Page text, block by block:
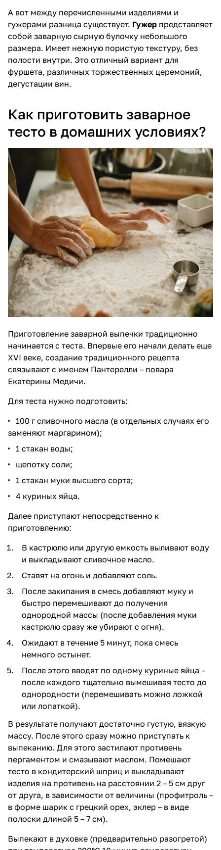
А вот между перечисленными изделиями и
гужерами разница существует. Гужер представляет
собой заварную сырную булочку небольшого
размера. Имеет нежную пористую текстуру, без
полости внутри. Это отличный вариант для
фуршета, различных торжественных церемоний,
дегустации вин.
Как приготовить заварное
тесто в домашних условиях?
Приготовление заварной выпечки традиционно
начинается с теста. Впервые его начали делать еще
XVI веке, создание традиционного рецепта
связывают с именем Пантерелли – повара
Екатерины Медичи.
Для теста нужно подготовить:
100 г сливочного масла (в отдельных случаях его
заменяют маргарином);
1 стакан воды;
щепотку соли;
1 стакан муки высшего сорта;
4 куриных яйца.
Далее приступают непосредственно к
приготовлению:
В кастрюлю или другую емкость выливают воду
и выкладывают сливочное масло.
Ставят на огонь и добавляют соль.
После закипания в смесь добавляют муку и
быстро перемешивают до получения
однородной массы (после добавления муки
кастрюлю сразу же убирают с огня).
Ожидают в течение 5 минут, пока смесь
немного остынет.
После этого вводят по одному куриные яйца –
после каждого тщательно вымешивая тесто до
однородности (перемешивать можно ложкой
или лопаткой).
В результате получают достаточно густую, вязкую
массу. После этого сразу можно приступать к
выпеканию. Для этого застилают противень
пергаментом и смазывают маслом. Помешают
тесто в кондитерский шприц и выкладывают
изделия на противень на расстоянии 2 – 5 см друг
от друга, в зависимости от величины (профитроль –
в форме шарик с грецкий орех, эклер – в виде
полоски длиной 5 – 7 см).
Выпекают в духовке (предварительно разогретой)